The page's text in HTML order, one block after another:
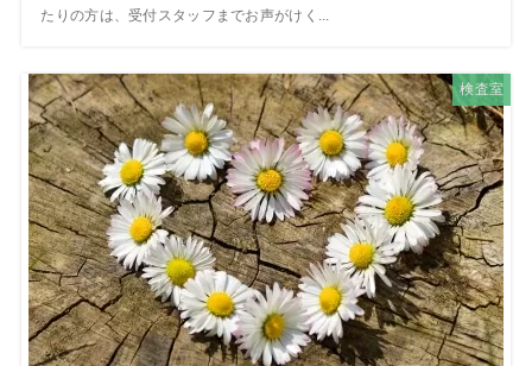
たりの方は、受付スタッフまでお声がけく...
検査室